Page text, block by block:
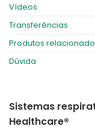
Vídeos
Transferências
Produtos
Dúvida
Sistemas
Healthcare®